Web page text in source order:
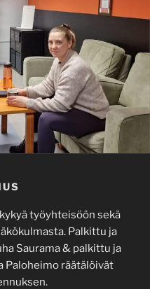
työyhteisöön sekä
Palkittu ja
Saurama & palkittu ja
Paloheimo räätälöivät